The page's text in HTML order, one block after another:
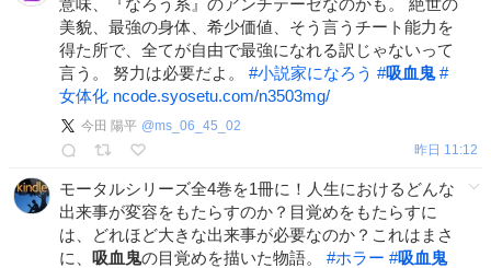
意味、『なろう系』のアンチテーゼなのかも。 絶世の
美貌、最強の身体、希少価値、そう言うチート能力を
得た所で、全てが自由で最強になれる訳じゃないって
言う。 努力は必要だよ。 #小説家になろう #吸血鬼 #
女体化 ncode.syosetu.com/n3503mg/
今田 陽平 @ms_06_45_02
昨日 11:12
モータルシリーズ全4巻を1冊に！人生におけるどんな
出来事が変容をもたらすのか？目覚めをもたらすに
は、どれほど大きな出来事が必要なのか？これはまさ
に、 吸血鬼の目覚めを描いた物語。 #ホラー #吸血鬼